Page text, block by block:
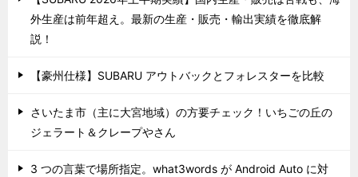
外生産は前年超え。最新の生産・販売・輸出実績を徹底解
説！
【豪州仕様】SUBARU アウトバックとフォレスターを比較
さいたま市（主に大宮地域）の方要チェック！いちごの丘の
ジェラート＆クレープやさん
3 つの言葉で場所指定。what3words が Android Auto に対